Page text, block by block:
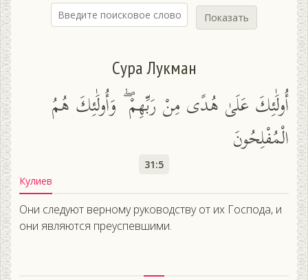
Показать
Сура Лукман
أُولَٰئِكَ عَلَىٰ هُدًى مِنْ رَبِّهِمْ ۖ وَأُولَٰئِكَ هُمُ
الْمُفْلِحُونَ
31:5
Кулиев
Они следуют верному руководству от их Господа, и
они являются преуспевшими.